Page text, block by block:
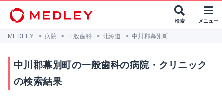
検索 メニュー
MEDLEY > 病院 > 一般歯科 > 北海道 > 中川郡幕別町
中川郡幕別町の一般歯科の病院・クリニック
の検索結果